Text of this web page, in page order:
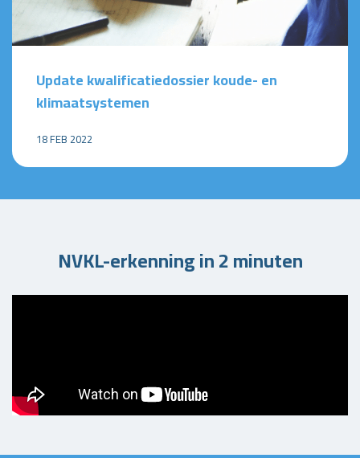
Update kwalificatiedossier koude- en
klimaatsystemen
18 FEB 2022
NVKL-erkenning in 2 minuten